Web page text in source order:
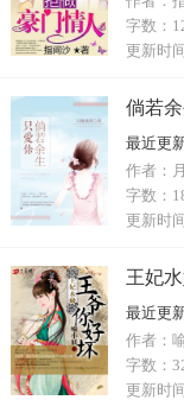
字数：
更新时
倘若
最近更
作者：
字数：
更新时
王妃
最近更
作者：
字数：
更新时